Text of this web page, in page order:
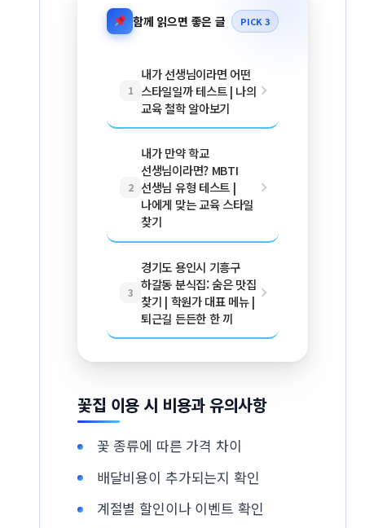
함께 읽으면 좋은 글 PICK 3
1
내가 선생님이라면 어떤
스타일일까 테스트 | 나의
교육 철학 알아보기
2
내가 만약 학교
선생님이라면? MBTI
선생님 유형 테스트 |
나에게 맞는 교육 스타일
찾기
3
경기도 용인시 기흥구
하갈동 분식집: 숨은 맛집
찾기 | 학원가 대표 메뉴 |
퇴근길 든든한 한 끼
꽃집 이용 시 비용과 유의사항
꽃 종류에 따른 가격 차이
배달비용이 추가되는지 확인
계절별 할인이나 이벤트 확인